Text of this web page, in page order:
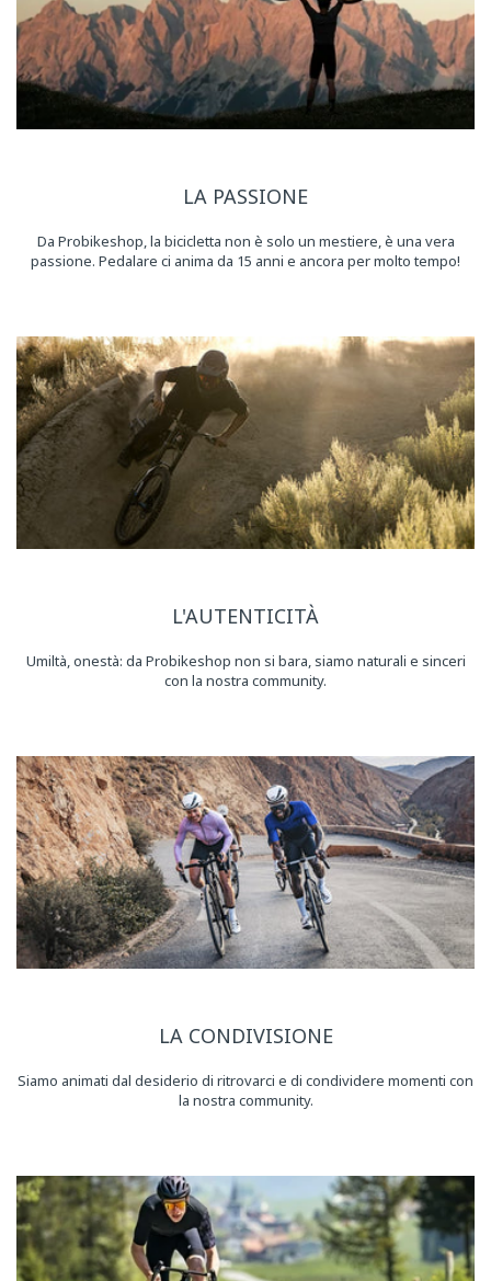
LA PASSIONE
Da Probikeshop, la bicicletta non è solo un mestiere, è una vera
passione. Pedalare ci anima da 15 anni e ancora per molto tempo!
L'AUTENTICITÀ
Umiltà, onestà: da Probikeshop non si bara, siamo naturali e sinceri
con la nostra community.
LA CONDIVISIONE
Siamo animati dal desiderio di ritrovarci e di condividere momenti con
la nostra community.